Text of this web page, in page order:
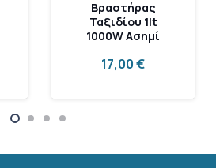
Βραστήρας
Ταξιδίου 1lt
1000W Ασημί
17,00€